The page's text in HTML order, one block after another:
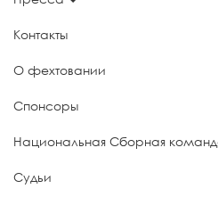
Контакты
О фехтовании
Спонсоры
Национальная Сборная
Судьи